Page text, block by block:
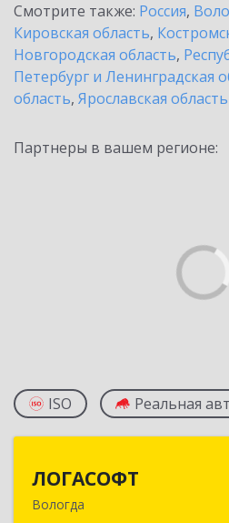
Смотрите также: Россия,
Кировская область,
Новгородская область,
Петербург и Ленинградская
область, Ярославская область
Партнеры в вашем регионе:
ISO Реальная
ЛОГАСОФТ
Вологда
160002, Вологодская